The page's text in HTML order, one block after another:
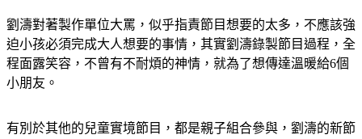
劉濤對著製作單位大罵，似乎指責節目想要的太多，不應該強
迫小孩必須完成大人想要的事情，其實劉濤錄製節目過程，全
程面露笑容，不曾有不耐煩的神情，就為了想傳達溫暖給6個
小朋友。
有別於其他的兒童實境節目，都是親子組合參與，劉濤的新節